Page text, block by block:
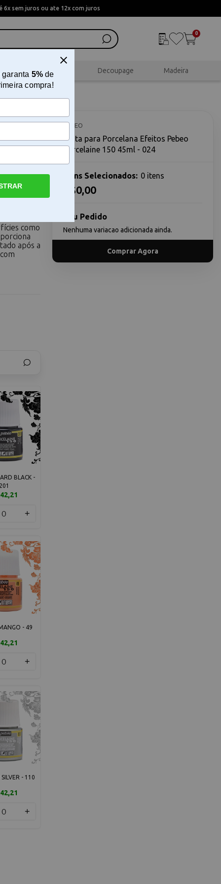
6x sem juros ou ate 12x com juros
0
Scrapbook Decoupage Madeira
45ml - 024
como
após a
PEBEO
Tinta para Porcelana Efeitos Pebeo
Porcelaine 150 45ml - 024
Itens Selecionados: 0 itens
R$0,00
Seu Pedido
Nenhuma variacao adicionada ainda.
Comprar Agora
BLACK -
201
+
- 49
+
- 110
+
garanta 5%de
compra!